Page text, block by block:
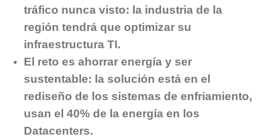
tráfico nunca visto: la industria de la
región tendrá que optimizar su
infraestructura TI.
El reto es ahorrar energía y ser
sustentable: la solución está en el
rediseño de los sistemas de enfriamiento,
usan el 40% de la energía en los
Datacenters.